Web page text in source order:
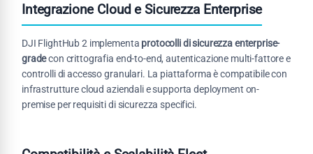
Integrazione Cloud e Sicurezza Enterprise
DJI FlightHub 2 implementa protocolli di sicurezza enterprise-
gradecon crittografia end-to-end, autenticazione multi-fattore e
controlli di accesso granulari. La piattaforma è compatibile con
infrastrutture cloud aziendali e supporta deployment on-
premise per requisiti di sicurezza specifici.